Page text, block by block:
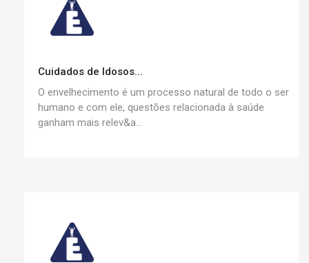
Cuidados de Idosos...
O envelhecimento é um processo natural de todo o ser
humano e com ele, questões relacionada à saúde
ganham mais relev&a...